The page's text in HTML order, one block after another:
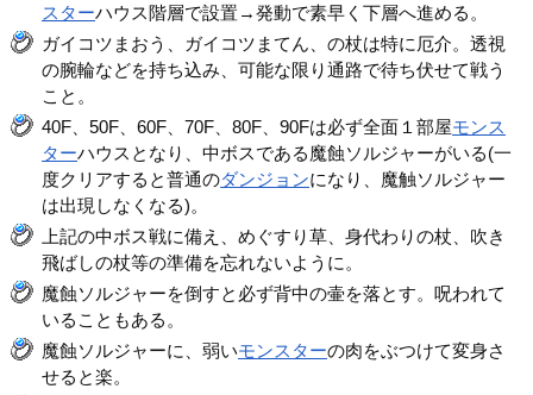
スターハウス階層で設置→発動で素早く下層へ進める。
ガイコツまおう、ガイコツまてん、の杖は特に厄介。透視
の腕輪などを持ち込み、可能な限り通路で待ち伏せて戦う
こと。
40F、50F、60F、70F、80F、90Fは必ず全面１部屋モンス
ターハウスとなり、中ボスである魔蝕ソルジャーがいる(一
度クリアすると普通のダンジョンになり、魔触ソルジャー
は出現しなくなる)。
上記の中ボス戦に備え、めぐすり草、身代わりの杖、吹き
飛ばしの杖等の準備を忘れないように。
魔蝕ソルジャーを倒すと必ず背中の壷を落とす。呪われて
いることもある。
魔蝕ソルジャーに、弱いモンスターの肉をぶつけて変身さ
せると楽。